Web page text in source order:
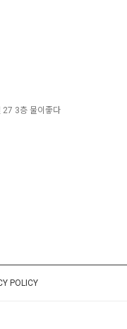
27 3층 물이좋다
POLICY